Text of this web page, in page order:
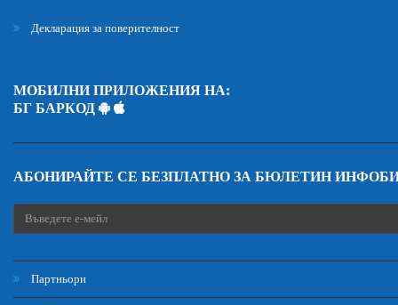
Декларация за поверителност
МОБИЛНИ ПРИЛОЖЕНИЯ НА:
БГ БАРКОД
АБОНИРАЙТЕ СЕ БЕЗПЛАТНО ЗА БЮЛЕТИН
Партньори